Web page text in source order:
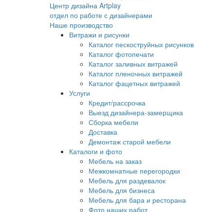
Центр дизайна Artplay
отдел по работе с дизайнерами
Наше производство
Витражи и рисунки
Каталог пескоструйных рисунков
Каталог фотопечати
Каталог заливных витражей
Каталог пленочных витражей
Каталог фацетных витражей
Услуги
Кредит/рассрочка
Выезд дизайнера-замерщика
Сборка мебели
Доставка
Демонтаж старой мебели
Каталоги и фото
Мебель на заказ
Межкомнатные перегородки
Мебель для раздевалок
Мебель для бизнеса
Мебель для бара и ресторана
Фото наших работ